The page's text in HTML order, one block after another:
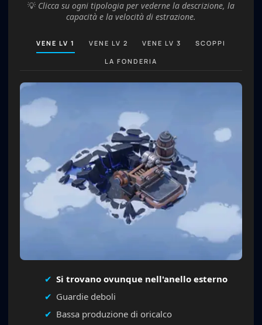
💡 Clicca su ogni tipologia per vederne la descrizione, la
capacità e la velocità di estrazione.
VENE LV 1 VENE LV 2 VENE LV 3 SCOPPI
LA FONDERIA
Si trovano ovunque nell'anello esterno
Guardie deboli
Bassa produzione di oricalco